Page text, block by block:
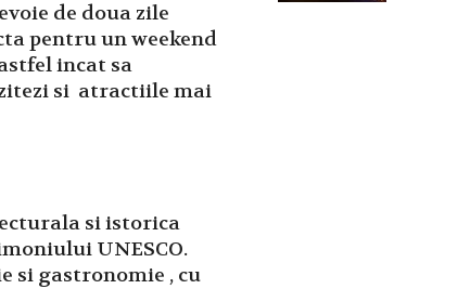
de doua zile
pentru un weekend
incat sa
si atractiile mai
si istorica
UNESCO.
si gastronomie , cu